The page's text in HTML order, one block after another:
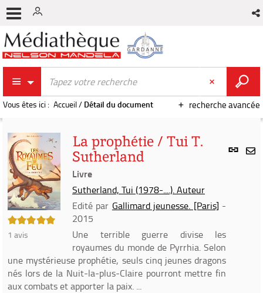
recherche avancée
Vous êtes ici : Accueil/ Détail du document
Lien
5/5
1 avis
La prophétie / Tui T.
Sutherland
Livre
Sutherland, Tui (1978-....). Auteur
Edité par Gallimard jeunesse. [Paris] -
2015
Une terrible guerre divise les
royaumes du monde de Pyrrhia. Selon
une mystérieuse prophétie, seuls cinq jeunes dragons
nés lors de la Nuit-la-plus-Claire pourront mettre fin
aux combats et apporter la paix. ...